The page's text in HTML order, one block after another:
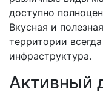
доступно
Вкусная и
территории
инфраструктура.
Активный